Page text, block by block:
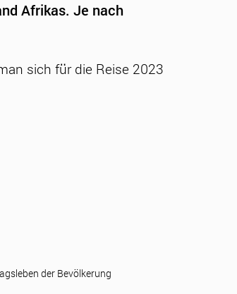
Afrikas. Je nach
sich für die Reise 2023
der Bevölkerung